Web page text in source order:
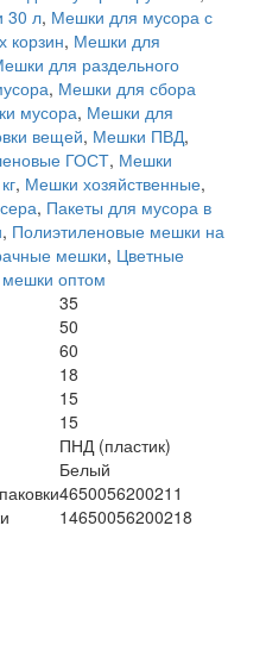
30 л, Мешки для мусора с
корзин, Мешки для
для раздельного
, Мешки для сбора
мусора, Мешки для
вещей, Мешки ПВД,
ГОСТ, Мешки
, Мешки хозяйственные,
, Пакеты для мусора в
, Полиэтиленовые мешки на
мешки, Цветные
оптом
35
50
60
18
15
15
ПНД (пластик)
Белый
4650056200211
14650056200218